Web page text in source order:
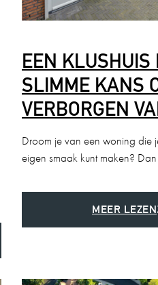
EEN KLUSHUIS
SLIMME KANS
VERBORGEN
Droom je van een woning die
eigen smaak kunt maken?
MEER LEZEN